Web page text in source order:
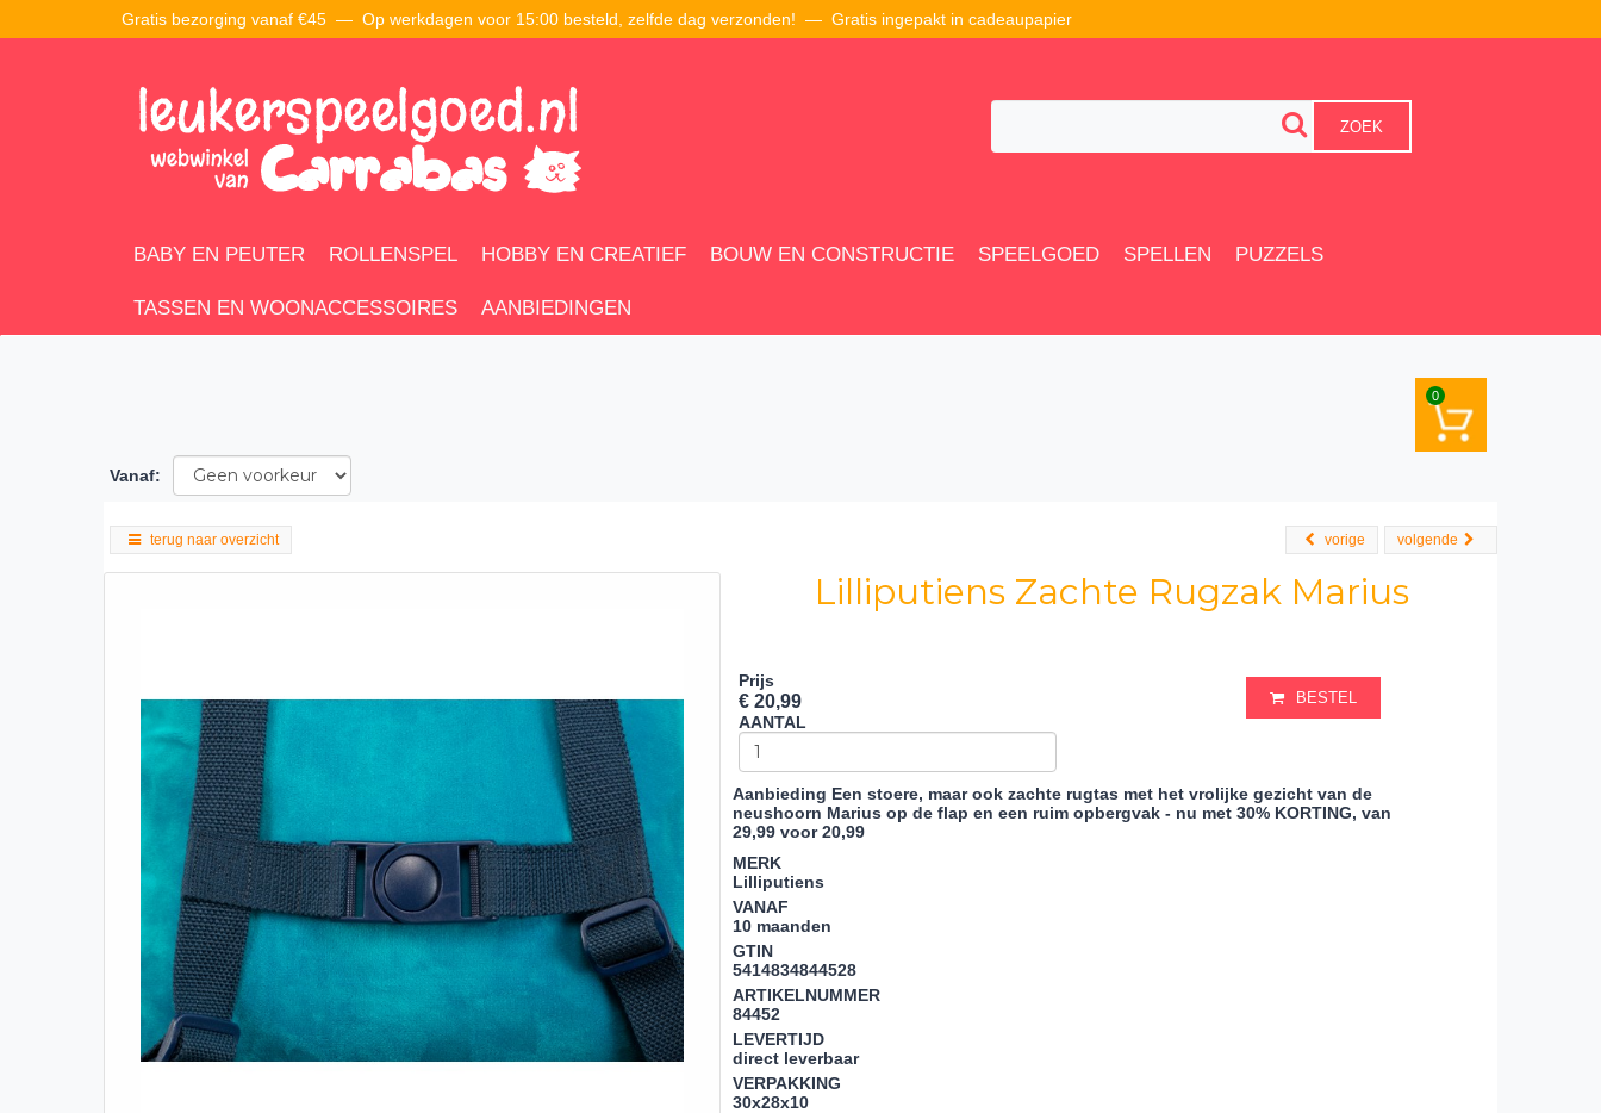
Gratis bezorging vanaf €45 — Op werkdagen voor 15:00 besteld, zelfde dag verzonden! — Gratis ingepakt in cadeaupapier
ZOEK
BABY EN PEUTER ROLLENSPEL HOBBY EN CREATIEF BOUW EN CONSTRUCTIE SPEELGOED SPELLEN PUZZELS
TASSEN EN WOONACCESSOIRES AANBIEDINGEN
0
Vanaf:
terug naar overzicht volgende
vorige
Lilliputiens Zachte Rugzak Marius
Prijs
€ 20,99
AANTAL
BESTEL
Aanbieding Een stoere, maar ook zachte rugtas met het vrolijke gezicht van de
neushoorn Marius op de flap en een ruim opbergvak- nu met 30% KORTING, van
29,99 voor 20,99
MERK
Lilliputiens
VANAF
10 maanden
GTIN
5414834844528
ARTIKELNUMMER
84452
LEVERTIJD
direct leverbaar
VERPAKKING
30x28x10